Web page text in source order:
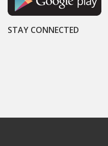
STAY CONNECTED